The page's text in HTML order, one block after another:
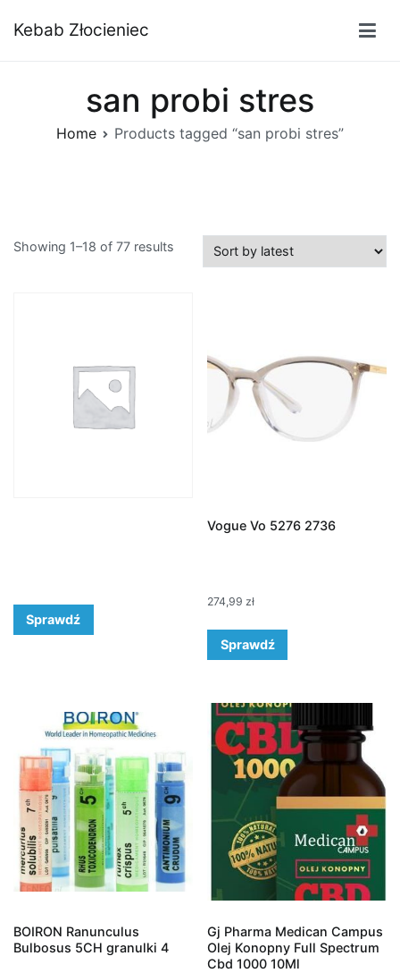
doKebab Złocieniec
san probi stres
Home Products tagged “san probi stres”
Showing 1–18 of 77 results
Sprawdź
Vogue Vo 5276 2736
274,99 zł
Sprawdź
BOIRON Ranunculus
Bulbosus 5CH granulki 4
Gj Pharma Medican Campus
Olej Konopny Full Spectrum
Cbd 1000 10Ml